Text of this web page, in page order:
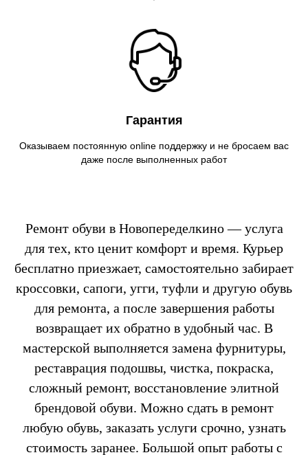
Гарантия
Оказываем постоянную online поддержку и не бросаем вас
даже после выполненных работ
Ремонт обуви в Новопеределкино — услуга
для тех, кто ценит комфорт и время. Курьер
бесплатно приезжает, самостоятельно забирает
кроссовки, сапоги, угги, туфли и другую обувь
для ремонта, а после завершения работы
возвращает их обратно в удобный час. В
мастерской выполняется замена фурнитуры,
реставрация подошвы, чистка, покраска,
сложный ремонт, восстановление элитной
брендовой обуви. Можно сдать в ремонт
любую обувь, заказать услуги срочно, узнать
стоимость заранее. Большой опыт работы с